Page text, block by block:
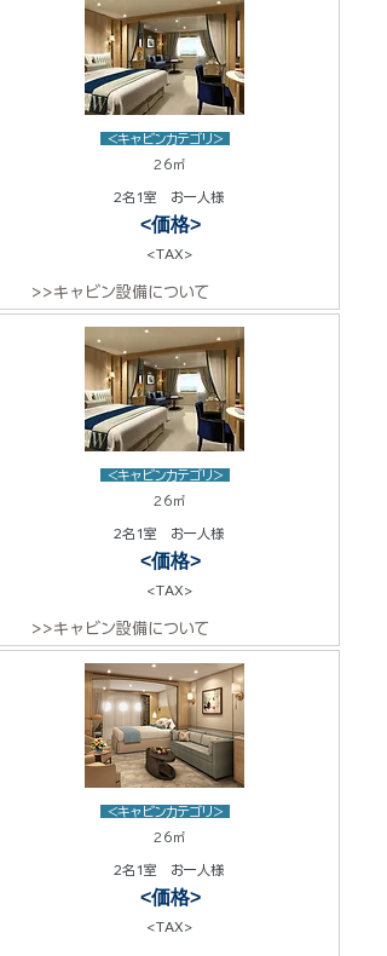
<キャビンカテゴリ>
26㎡
2名1室 お一人様
<価格>
<TAX>
>>キャビン設備について
<キャビンカテゴリ>
26㎡
2名1室 お一人様
<価格>
<TAX>
>>キャビン設備について
<キャビンカテゴリ>
26㎡
2名1室 お一人様
<価格>
<TAX>